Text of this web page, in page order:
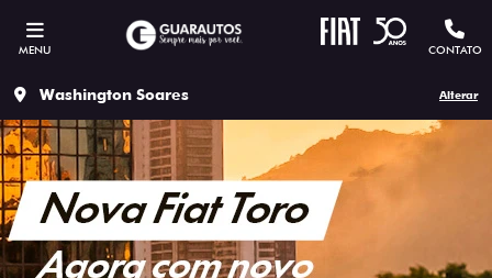
MENU CONTATO
Washington Soares Alterar